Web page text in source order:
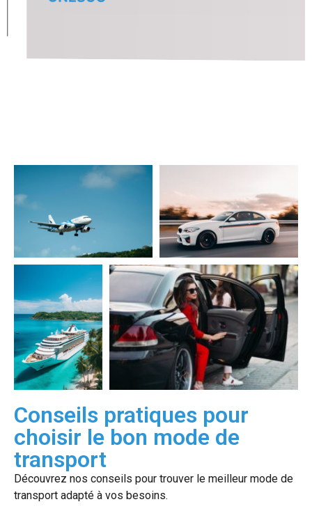
Conseils pratiques pour
choisir le bon mode de
transport
Découvrez nos conseils pour trouver le meilleur mode de
transport adapté à vos besoins.